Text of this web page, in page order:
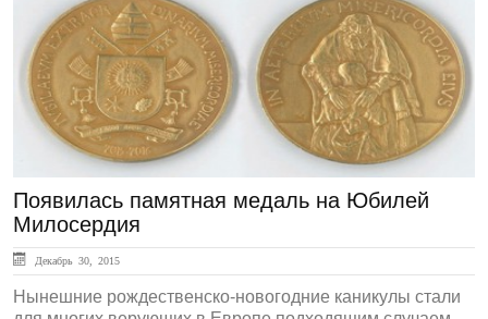
ЛЕНТА НОВОСТЕЙ
Появилась памятная медаль на Юбилей
Милосердия
Декабрь 30, 2015
Нынешние рождественско-новогодние каникулы стали